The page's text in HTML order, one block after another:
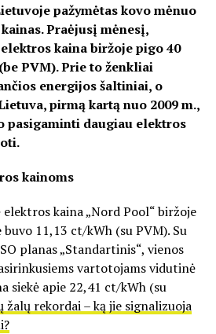
pažymėtas kovo mėnuo
Praėjusį mėnesį,
kaina biržoje pigo 40
PVM). Prie to ženkliai
energijos šaltiniai, o
pirmą kartą nuo 2009 m.,
pasigaminti daugiau elektros
kainoms
kaina „Nord Pool“ biržoje
11,13 ct/kWh (su PVM). Su
planas „Standartinis“, vienos
vartotojams vidutinė
siekė apie 22,41 ct/kWh (su
žalų rekordai – ką jie signalizuoja